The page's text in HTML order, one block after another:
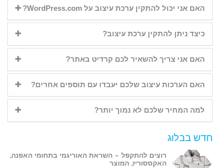
האם אני יכול להתקין ערכת עיצוב על WordPress.com?
כיצד ניתן להתקין ערכת עיצוב?
האם אני צריך להשאיר לכם קרדיט באתר?
האם הערכות עיצוב שלכם יעבדו עם תוספים אחרים?
למה המחיר שלכם לא נמוך יותר?
חדש בבלוג
רוצים להתקפל – השראת האוריגמי בתחומי האפנה,
האקססוריז, המוצר